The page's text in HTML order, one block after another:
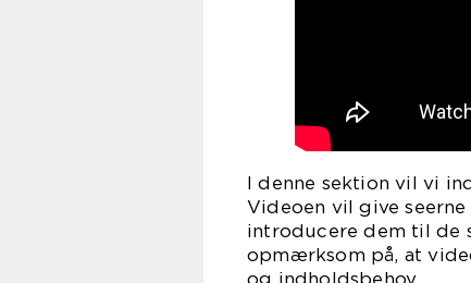
I denne sektion vil vi
Videoen vil give
introducere dem til de
opmærksom på, at
og indholdsbehov.